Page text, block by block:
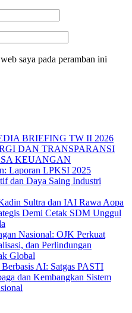
saya pada peramban ini
BRIEFING TW II 2026
DAN TRANSPARANSI
KEUANGAN
Laporan LPKSI 2025
dan Daya Saing Industri
Sultra dan IAI Rawa Aopa
Demi Cetak SDM Unggul
Nasional: OJK Perkuat
dan Perlindungan
Global
AI: Satgas PASTI
dan Kembangkan Sistem